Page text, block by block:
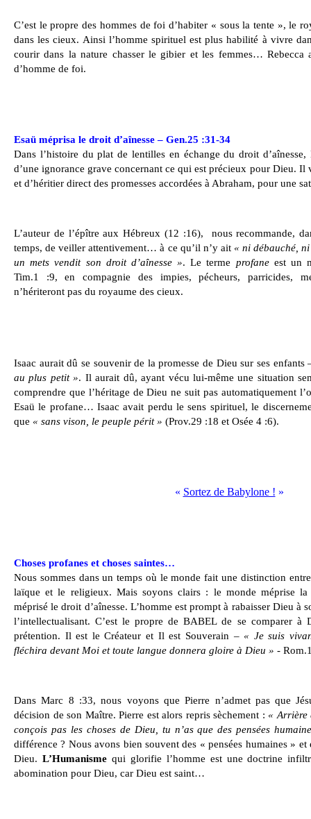
C’est le propre des hommes de foi d’habiter « sous la tente », le
dans les cieux. Ainsi l’homme spirituel est plus habilité à vivre
courir dans la nature chasser le gibier et les femmes… Rebecca
d’homme de foi.
Esaü méprisa le droit d’aînesse – Gen.25 :31-34
Dans l’histoire du plat de lentilles en échange du droit d’aînesse,
d’une ignorance grave concernant ce qui est précieux pour Dieu.
et d’héritier direct des promesses accordées à Abraham, pour une
L’auteur de l’épître aux Hébreux (12 :16),
nous recommande,
temps, de veiller attentivement… à ce qu’il n’y ait« ni débauché,
un mets vendit son droit d’aînesse ». Le terme profaneest un
Tim.1 :9, en compagnie des impies, pécheurs, parricides,
n’hériteront pas du royaume des cieux.
Isaac aurait dû se souvenir de la promesse de Dieu sur ses enfants
au plus petit ». Il aurait dû, ayant vécu lui-même une situation
comprendre que l’héritage de Dieu ne suit pas automatiquement
Esaü le profane… Isaac avait perdu le sens spirituel, le
que « sans vison, le peuple périt » (Prov.29 :18 et Osée 4 :6).
« Sortez de Babylone ! »
Choses profanes et choses saintes…
Nous sommes dans un temps où le monde fait une distinction
laïque et le religieux. Mais soyons clairs : le monde méprise la
méprisé le droit d’aînesse. L’homme est prompt à rabaisser Dieu à
l’intellectualisant. C’est le propre de BABEL de se comparer à
prétention. Il est le Créateur et Il est Souverain –« Je suis
fléchira devant Moi et toute langue donnera gloire à Dieu » -
Dans Marc 8 :33, nous voyons que Pierre n’admet pas que
décision de son Maître. Pierre est alors repris sèchement :« Arrière
conçois pas les choses de Dieu, tu n’as que des pensées
différence ? Nous avons bien souvent des « pensées humaines »
Dieu. L’Humanismequi glorifie l’homme est une doctrine
abomination pour Dieu, car Dieu est saint…